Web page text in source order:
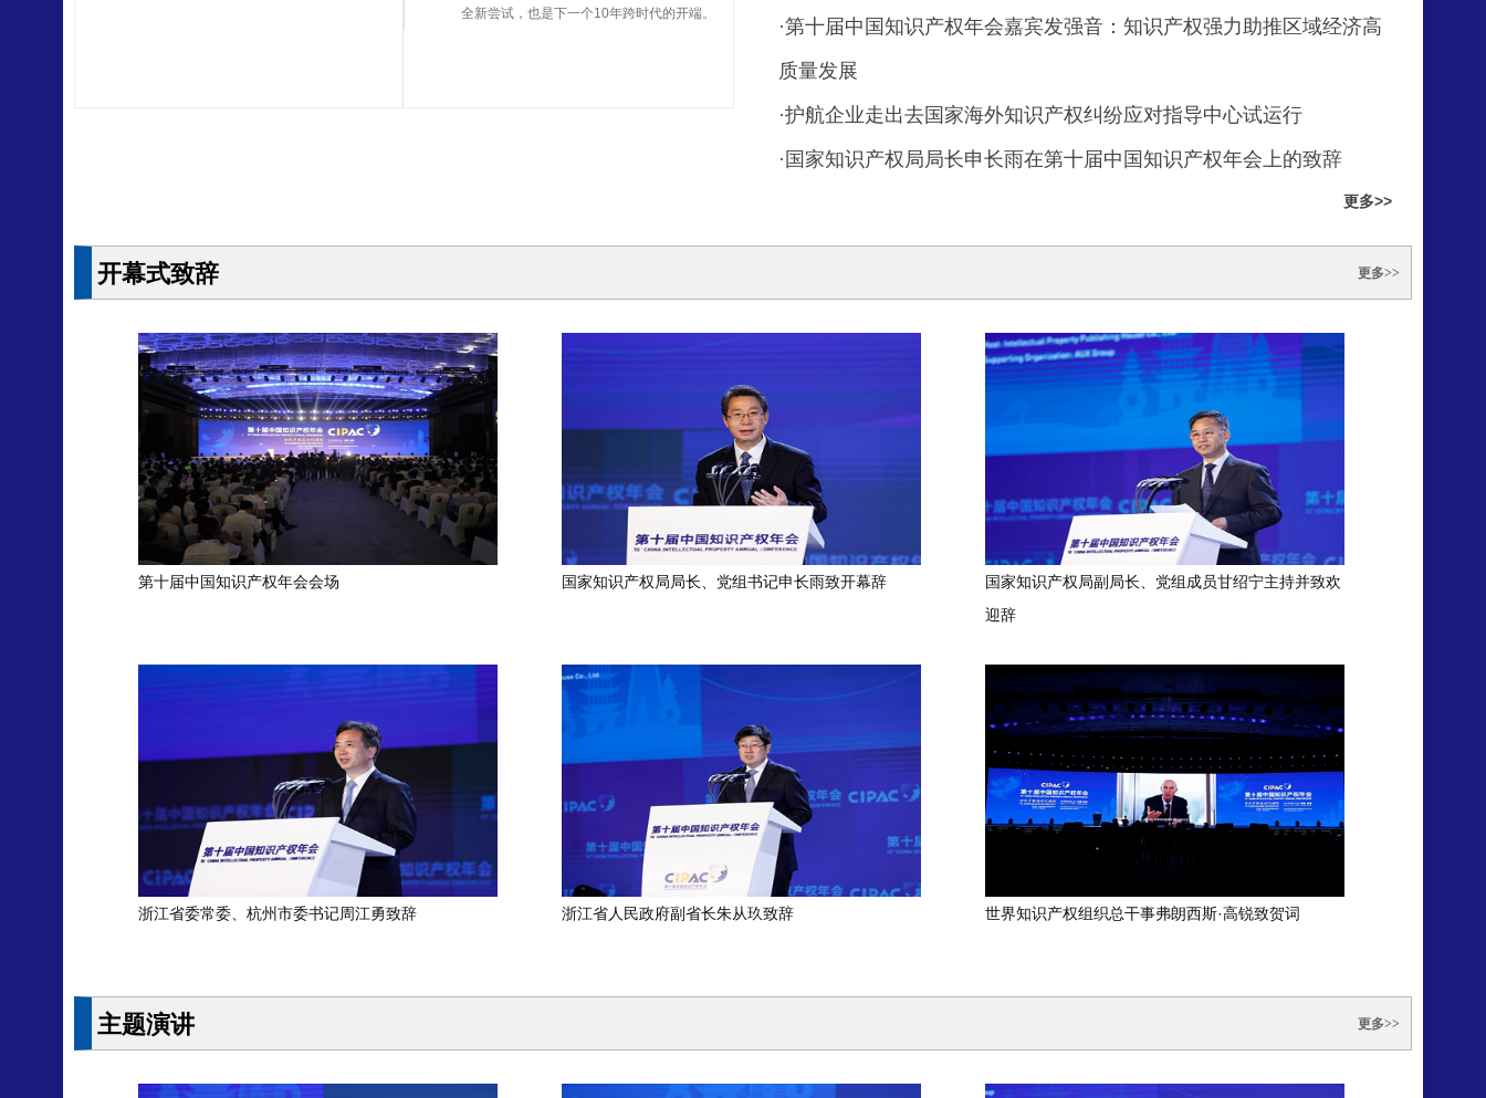
全新尝试，也是下一个10年跨时代的开端。
·第十届中国知识产权年会嘉宾发强音：知识产权强力助推区域经济高
质量发展
·护航企业走出去国家海外知识产权纠纷应对指导中心试运行
· 国家知识产权局局长申长雨在第十届中国知识产权年会上的致辞
更多>>
开幕式致辞 更多>>
第十届中国知识产权年会会场 国家知识产权局局长、党组书记申长雨致开幕辞
国家知识产权局副局长、党组成员甘绍宁主持并致欢
迎辞
浙江省委常委、杭州市委书记周江勇致辞 浙江省人民政府副省长朱从玖致辞 世界知识产权组织总干事弗朗西斯·高锐致贺词
主题演讲 更多>>